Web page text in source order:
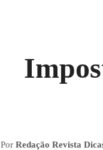
Por Redação Revista